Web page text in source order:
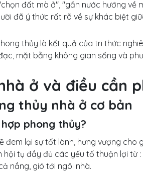
đất mà ở", "gần nước hướng về
đã ý thức rất rõ về sự khác biệt
thủy là kết quả của tri thức
mặt bằng không gian sống và
ở và điều cần
thủy nhà ở cơ bản
hợp phong thủy?
đem lại sự tốt lành, hưng vượng cho
tụ đầy đủ các yếu tố thuận lợi từ
nắng, gió tới ngôi nhà.